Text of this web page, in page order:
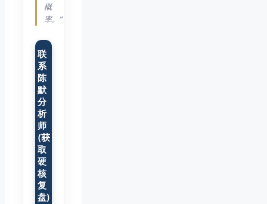
概
率。”
联
系
陈
默
分
析
师
(获
取
硬
核
复
盘)